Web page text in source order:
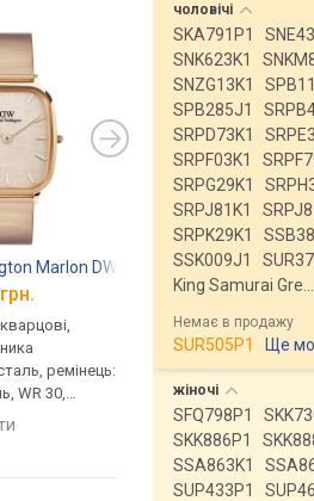
Marlon DW00100815
ремінець:
WR 30,
чоловічі
SKA791P1
SNK623K1
SNZG13K1
SPB285J1
SRPD73K1
SRPF03K1
SRPG29K1
SRPJ81K1
SRPK29K1
SSK009J1
King Samurai
Немає в продажу
SUR505P1 Ще
жіночі
SFQ798P1
SKK886P1
SSA863K1
SUP433P1